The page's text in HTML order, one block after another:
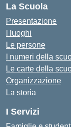
La Scuola
Presentazione
I luoghi
Le persone
I numeri della
Le carte della
Organizzazione
La storia
I Servizi